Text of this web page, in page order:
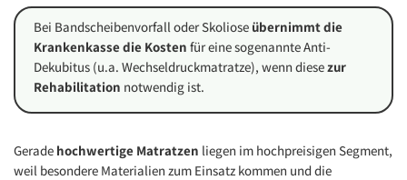
Bei Bandscheibenvorfall oder Skoliose übernimmt die
Krankenkasse die Kosten für eine sogenannte Anti-
Dekubitus (u.a. Wechseldruckmatratze), wenn diesezur
Rehabilitation notwendig ist.
Gerade hochwertige Matratzen liegen im hochpreisigen Segment,
weil besondere Materialien zum Einsatz kommen und die